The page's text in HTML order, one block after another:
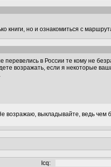
книги, но и ознакомиться с
в России те кому не
возражать, если я некоторые
возражаю, выкладывайте, ведь чем
Icq: